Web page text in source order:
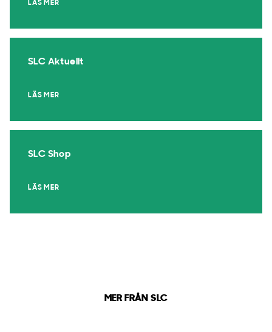
LÄS MER
SLC Aktuellt
LÄS MER
SLC Shop
LÄS MER
MER FRÅN SLC